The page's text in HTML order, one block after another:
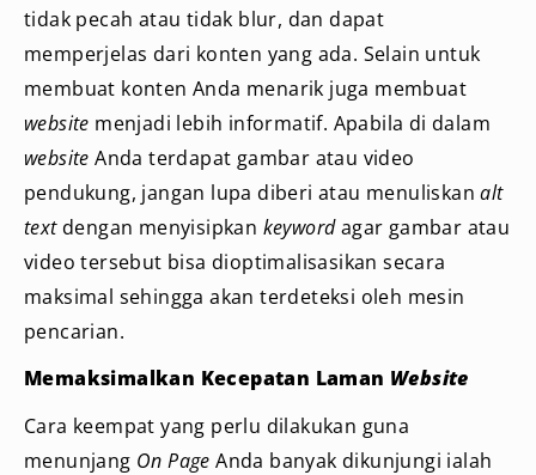
tidak pecah atau tidak blur, dan dapat
memperjelas dari konten yang ada. Selain untuk
membuat konten Anda menarik juga membuat
website menjadi lebih informatif. Apabila di dalam
websiteAnda terdapat gambar atau video
pendukung, jangan lupa diberi atau menuliskanalt
textdengan menyisipkan keywordagar gambar atau
video tersebut bisa dioptimalisasikan secara
maksimal sehingga akan terdeteksi oleh mesin
pencarian.
Memaksimalkan Kecepatan Laman Website
Cara keempat yang perlu dilakukan guna
menunjang On PageAnda banyak dikunjungi ialah